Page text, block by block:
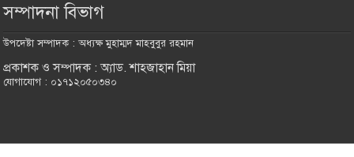
সম্পাদনা বিভাগ
উপদেষ্টা সম্পাদক : অধ্যক্ষ মুহাম্মদ মাহবুবুর রহমান
প্রকাশক ও সম্পাদক : অ্যাড. শাহজাহান মিয়া
যোগাযোগ : ০১৭১২০৫০৩৪০